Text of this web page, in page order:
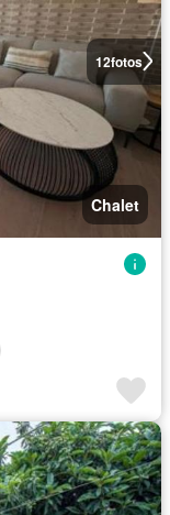
12fotos
Chalet